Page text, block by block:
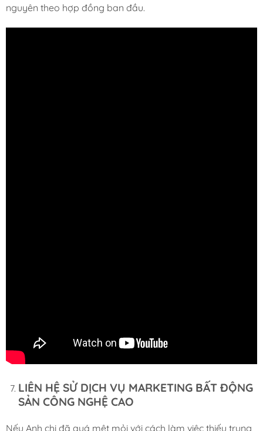
nguyên theo hợp đồng ban đầu.
LIÊN HỆ SỬ DỊCH VỤ MARKETING BẤT ĐỘNG
SẢN CÔNG NGHỆ CAO
Nếu Anh chị đã quá mệt mỏi với cách làm việc thiếu trung